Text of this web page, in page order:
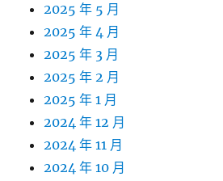
2025 年 5 月
2025 年 4 月
2025 年 3 月
2025 年 2 月
2025 年 1 月
2024 年 12 月
2024 年 11 月
2024 年 10 月